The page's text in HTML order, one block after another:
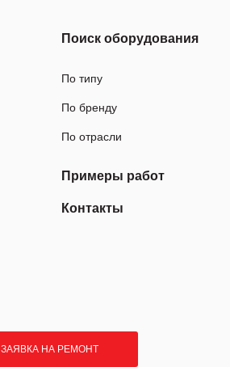
Поиск оборудования
По типу
По бренду
По отрасли
Примеры работ
Контакты
ЗАЯВКА НА РЕМОНТ